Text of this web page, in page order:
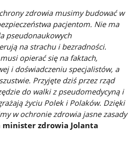
zdrowia musimy budować w
pacjentom. Nie ma
pseudonaukowych
na strachu i bezradności.
opierać się na faktach,
i doświadczeniu specjalistów, a
Przyjęte dziś przez rząd
do walki z pseudomedycyną i
życiu Polek i Polaków. Dzięki
w ochronie zdrowia jasne zasady
minister zdrowia Jolanta